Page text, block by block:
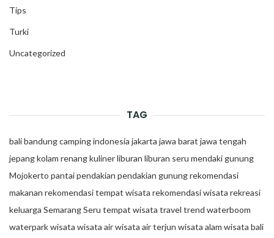
Tips
Turki
Uncategorized
TAG
balibandungcampingindonesia jakarta jawa barat jawa tengah
jepangkolam renangkulinerliburan liburan seru mendaki gunung
Mojokerto pantaipendakian pendakian gunungrekomendasi
makanan rekomendasi tempat wisata rekomendasi wisata rekreasi
keluarga SemarangSeru tempat wisata travel trend waterboom
waterparkwisata wisata airwisata air terjun wisata alam wisata bali